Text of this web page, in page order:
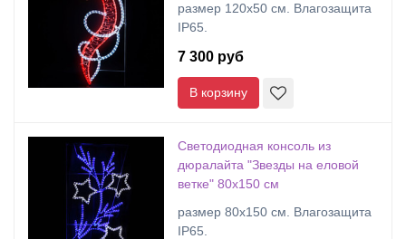
размер 120x50 см. Влагозащита
IP65.
7 300 руб
В корзину
Светодиодная консоль из
дюралайта "Звезды на еловой
ветке" 80х150 см
размер 80x150 см. Влагозащита
IP65.